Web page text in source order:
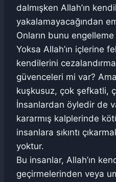
dalmışken Allah’ın
yakalamayacağından
Onların bunu
Yoksa Allah’ın içlerine
kendilerini
güvenceleri mi var?
kuşkusuz, çok şefkatli,
İnsanlardan öyledir de
kararmış kalplerinde
insanlara sıkıntı
yoktur.
Bu insanlar, Allah’ın
geçirmelerinden veya